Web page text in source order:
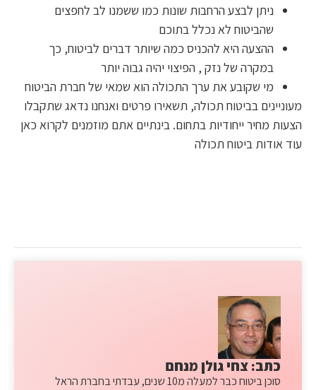
ניתן לבצע הרחבות שונות כמו ששמנו לב לחפצים
שהביטוח לא נכלל בתוכם
ההצעה היא להכניס כמה שיותר דברים לביטוח, כך
במקרה של נזק , הפיצוי יהיה גבוה יותר
מי שקובע את ערך התכולה הוא שמאי של חברת הביטוח
מעוניינים בביטוח תכולה, תשאירו פרטים ואנחנו נדאג שתקבלו
הצעות מחיר ייחודיות בתחום. בינתיים אתם מוזמנים לקרוא כאן
עוד אודות ביטוח תכולה
כתב: צחי גולן מנחם
סוכן ביטוח כבר למעלה מ10 שנים, עבדתי בחברת הראל